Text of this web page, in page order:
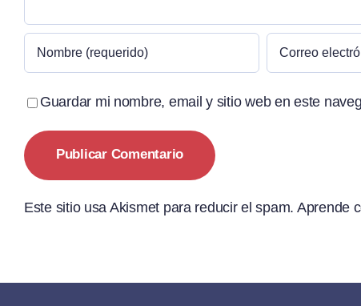
Guardar mi nombre, email y sitio web en este
Este sitio usa Akismet para reducir el spam. Aprende